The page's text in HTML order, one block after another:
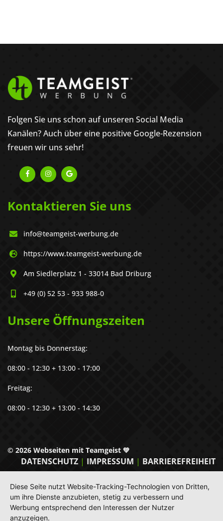
Folgen Sie uns schon auf unseren Social Media
Kanälen? Auch über eine positive Google-Rezension
freuen wir uns sehr!
Kontaktieren Sie uns
info@teamgeist-werbung.de
https://www.teamgeist-werbung.de
Am Siedlerplatz 1 - 33014 Bad Driburg
+49 (0) 52 53 - 933 988-0
Unsere Öffnungszeiten
Montag bis Donnerstag:
08:00 - 12:30 + 13:00 - 17:00
Freitag:
08:00 - 12:30 + 13:00 - 14:30
© 2026 Webseiten mit Teamgeist 💚
DATENSCHUTZ | IMPRESSUM | BARRIEREFREIHEIT
Diese Seite nutzt Website-Tracking-Technologien von Dritten,
um ihre Dienste anzubieten, stetig zu verbessern und
Werbung entsprechend den Interessen der Nutzer
anzuzeigen.